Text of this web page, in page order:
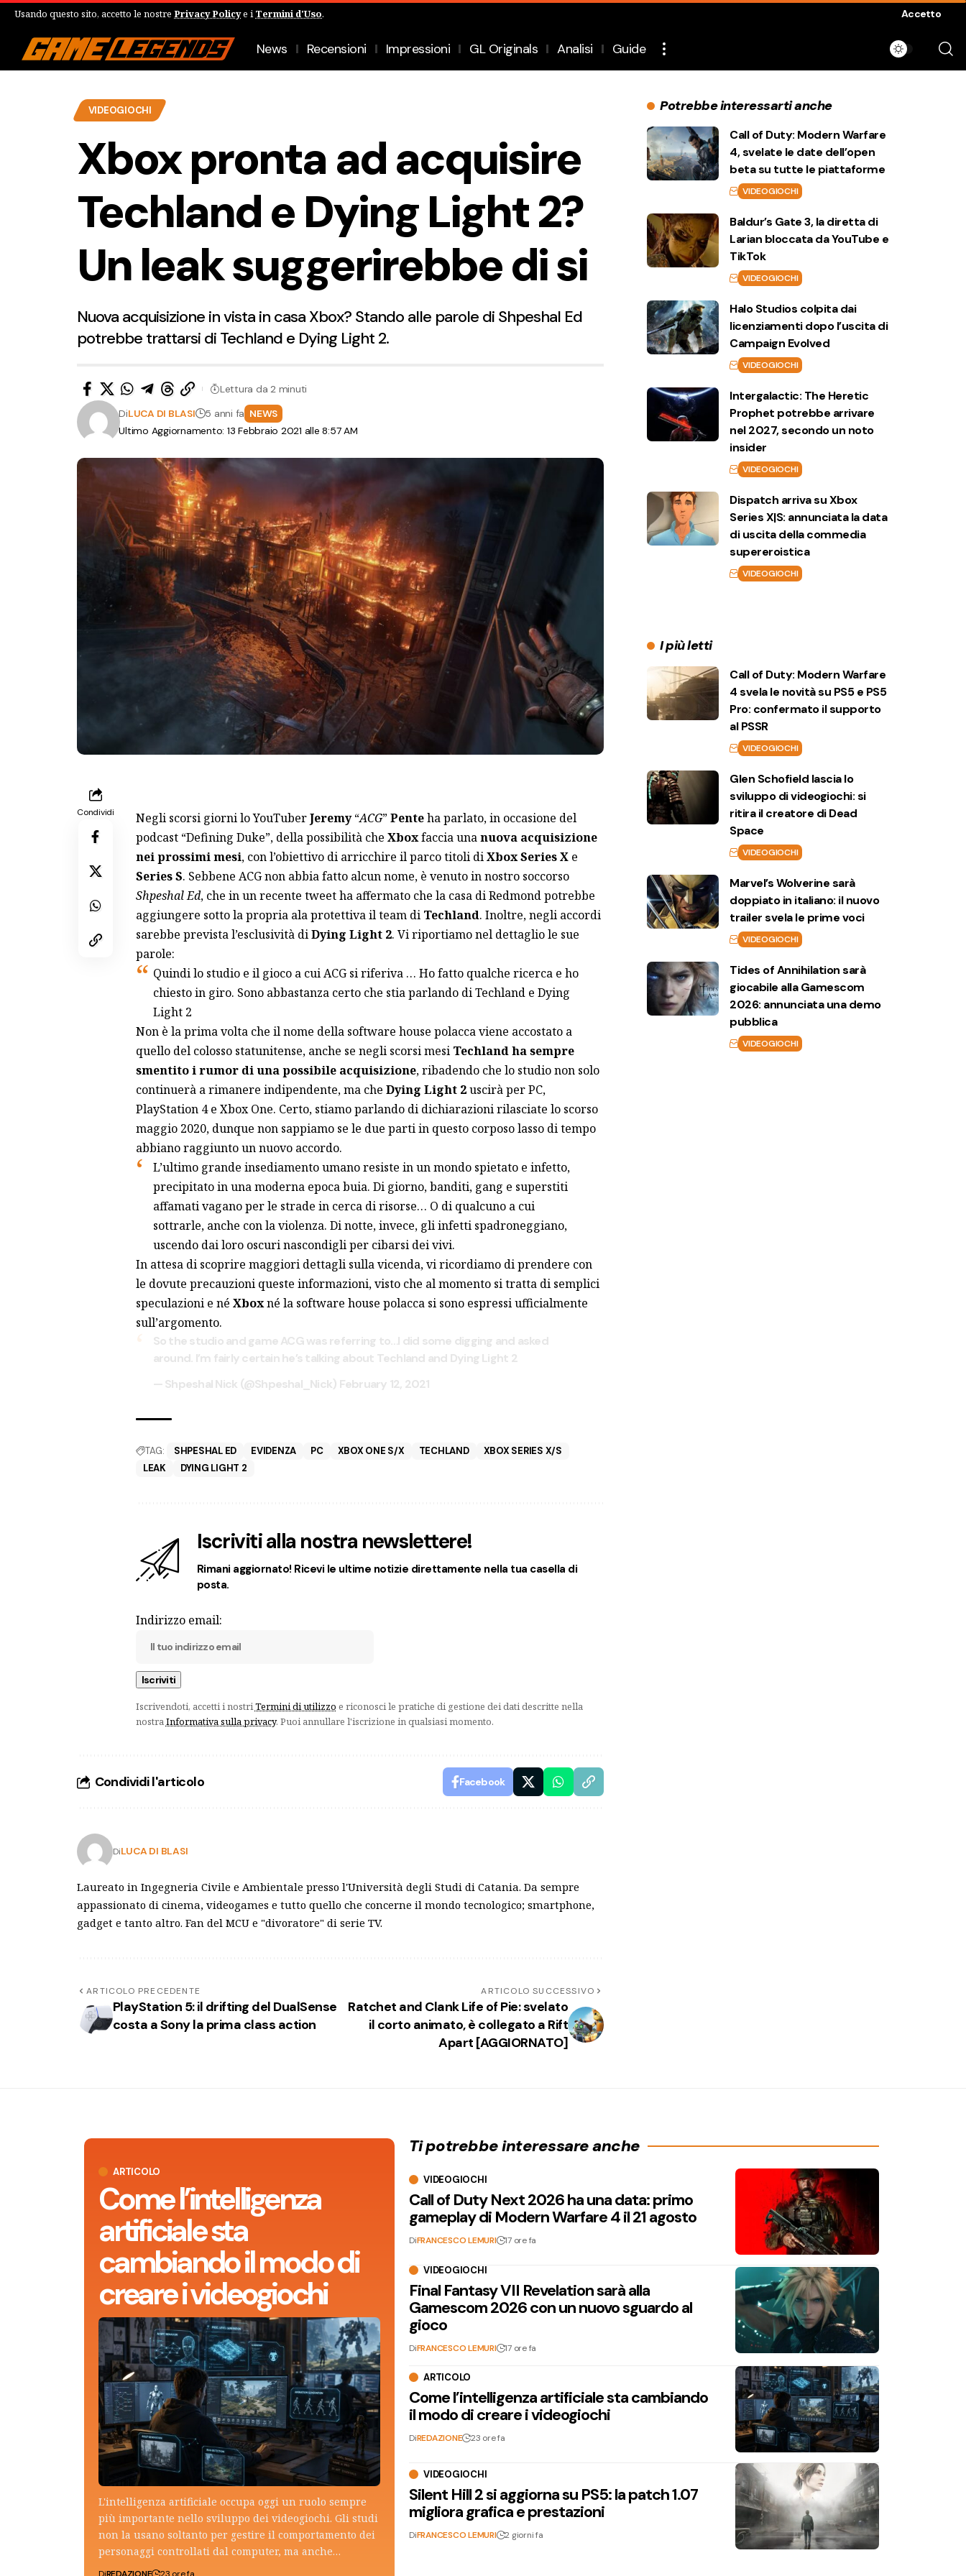
Usando questo sito, accetto le nostre Privacy Policye i Termini d'Uso. Accetto
News Recensioni Impressioni GL Originals Analisi Guide
VIDEOGIOCHI
Xbox pronta ad acquisire
Techland e Dying Light 2?
Un leak suggerirebbe di si
Nuova acquisizione in vista in casa Xbox? Stando alle parole di Shpeshal Ed
potrebbe trattarsi di Techland e Dying Light 2.
Ultimo Aggiornamento: 13 Febbraio 2021 alle 8:57 AM
DiLUCA DI BLASI 5 anni fa NEWS
Lettura da 2 minuti
Condividi Negli scorsi giorni lo YouTuberJeremy“ACG”Penteha parlato, in occasione del
podcast “Defining Duke”, della possibilità che Xboxfaccia unanuova acquisizione
nei prossimi mesi, con l’obiettivo di arricchire il parco titoli diXbox Series Xe
Series S. Sebbene ACG non abbia fatto alcun nome, è venuto in nostro soccorso
Shpeshal Ed, che in un recente tweet ha affermato che la casa di Redmond potrebbe
aggiungere sotto la propria ala protettiva il team di Techland. Inoltre, negli accordi
sarebbe prevista l’esclusività diDying Light 2. Vi riportiamo nel dettaglio le sue
parole:
Quindi lo studio e il gioco a cui ACG si riferiva … Ho fatto qualche ricerca e ho
chiesto in giro. Sono abbastanza certo che stia parlando di Techland e Dying
Light 2
Non è la prima volta che il nome della software house polacca viene accostato a
quello del colosso statunitense, anche se negli scorsi mesi Techland ha sempre
smentito i rumor di una possibile acquisizione, ribadendo che lo studio non solo
continuerà a rimanere indipendente, ma che Dying Light 2usciràper PC,
PlayStation 4 e Xbox One. Certo, stiamo parlando di dichiarazioni rilasciate lo scorso
maggio 2020, dunque non sappiamo se le due parti in questo corposo lasso di tempo
abbiano raggiunto un nuovo accordo.
L’ultimo grande insediamento umano resiste in un mondo spietato e infetto,
precipitato in una moderna epoca buia. Di giorno, banditi, gang e superstiti
affamati vagano per le strade in cerca di risorse… O di qualcuno a cui
sottrarle, anche con la violenza. Di notte, invece, gli infetti spadroneggiano,
uscendo dai loro oscuri nascondigli per cibarsi dei vivi.
In attesa di scoprire maggiori dettaglisulla vicenda, vi ricordiamo di prendere con
le dovute precauzioni queste informazioni, visto che al momento si tratta di semplici
speculazioni e né Xboxné la software house polacca si sono espressi ufficialmente
sull’argomento.
So the studio and game ACG was referring to…I did some digging and asked
around. I’m fairly certain he’s talking about Techland and Dying Light 2
— Shpeshal Nick (@Shpeshal_Nick) February 12, 2021
TAG: SHPESHAL ED EVIDENZA PC XBOX ONE S/X TECHLAND
XBOX SERIES X/S
LEAK
DYING LIGHT 2
Iscriviti alla nostra newslettere!
Rimani aggiornato! Ricevi le ultime notizie direttamente nella tua casella di
posta.
Indirizzo email:
Iscrivendoti, accetti i nostriTermini di utilizzo e riconosci le pratiche di gestione dei dati descritte nella
nostraInformativa sulla privacy. Puoi annullare l'iscrizione in qualsiasi momento.
Condividi l'articolo Facebook
DiLUCA DI BLASI
Laureato in Ingegneria Civile e Ambientale presso l'Università degli Studi di Catania. Da sempre
appassionato di cinema, videogames e tutto quello che concerne il mondo tecnologico; smartphone,
gadget e tanto altro. Fan del MCU e "divoratore" di serie TV.
ARTICOLO PRECEDENTE
PlayStation 5: il drifting del DualSense
costa a Sony la prima class action
ARTICOLO SUCCESSIVO
Ratchet and Clank Life of Pie: svelato
il corto animato, è collegato a Rift
Apart [AGGIORNATO]
Potrebbe interessarti anche
Call of Duty: Modern Warfare
4, svelate le date dell’open
beta su tutte le piattaforme
VIDEOGIOCHI
Baldur’s Gate 3, la diretta di
Larian bloccata da YouTube e
TikTok
VIDEOGIOCHI
Halo Studios colpita dai
licenziamenti dopo l’uscita di
Campaign Evolved
VIDEOGIOCHI
Intergalactic: The Heretic
Prophet potrebbe arrivare
nel 2027, secondo un noto
insider
VIDEOGIOCHI
Dispatch arriva su Xbox
Series X|S: annunciata la data
di uscita della commedia
supereroistica
VIDEOGIOCHI
I più letti
Call of Duty: Modern Warfare
4 svela le novità su PS5 e PS5
Pro: confermato il supporto
al PSSR
VIDEOGIOCHI
Glen Schofield lascia lo
sviluppo di videogiochi: si
ritira il creatore di Dead
Space
VIDEOGIOCHI
Marvel’s Wolverine sarà
doppiato in italiano: il nuovo
trailer svela le prime voci
VIDEOGIOCHI
Tides of Annihilation sarà
giocabile alla Gamescom
2026: annunciata una demo
pubblica
VIDEOGIOCHI
ARTICOLO
Come l’intelligenza
artificiale sta
cambiando il modo di
creare i videogiochi
L'intelligenza artificiale occupa oggi un ruolo sempre
più importante nello sviluppo dei videogiochi. Gli studi
non la usano soltanto per gestire il comportamento dei
personaggi controllati dal computer, ma anche…
Ti potrebbe interessare anche
VIDEOGIOCHI
Call of Duty Next 2026 ha una data: primo
gameplay di Modern Warfare 4 il 21 agosto
DiFRANCESCO LEMURI 17 ore fa
VIDEOGIOCHI
Final Fantasy VII Revelation sarà alla
Gamescom 2026 con un nuovo sguardo al
gioco
DiFRANCESCO LEMURI 17 ore fa
ARTICOLO
Come l’intelligenza artificiale sta cambiando
il modo di creare i videogiochi
DiREDAZIONE 23 ore fa
VIDEOGIOCHI
Silent Hill 2 si aggiorna su PS5: la patch 1.07
migliora grafica e prestazioni
DiFRANCESCO LEMURI 2 giorni fa